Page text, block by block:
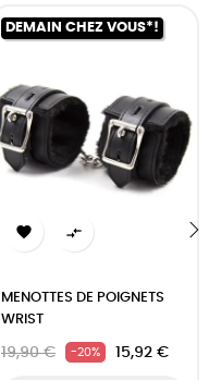
DEMAIN CHEZ VOUS*!
 
MENOTTES DE POIGNETS
WRIST
19,90 € -20% 15,92 €